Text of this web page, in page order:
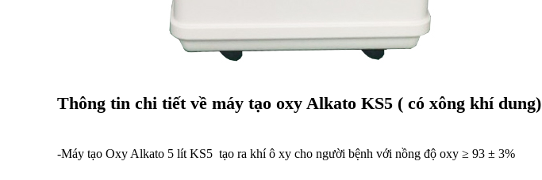
Thông tin chi tiết về máy tạo oxy Alkato KS5 ( có xông khí dung)
-Máy tạo Oxy Alkato 5 lít KS5 tạo ra khí ô xy cho người bệnh với nồng độ oxy ≥ 93 ± 3%